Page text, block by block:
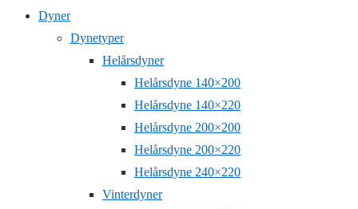
Dyner
Dynetyper
Helårsdyner
Helårsdyne 140×200
Helårsdyne 140×220
Helårsdyne 200×200
Helårsdyne 200×220
Helårsdyne 240×220
Vinterdyner